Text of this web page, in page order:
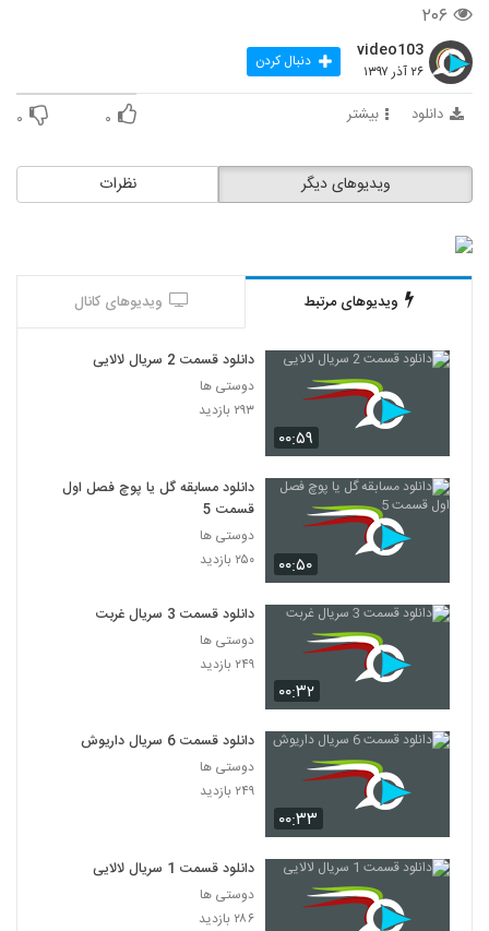
۲۰۶
video103
۲۶ آذر ۱۳۹۷ دنبال کردن
دانلود بیشتر ۰ ۰
نظرات ویدیوهای دیگر
ویدیوهای مرتبط ویدیوهای کانال
۰۰:۵۹
دانلود قسمت 2 سریال لالایی
دوستی ها
۲۹۳ بازدید
۰۰:۵۰
دانلود مسابقه گل یا پوچ فصل اول
قسمت 5
دوستی ها
۲۵۰ بازدید
۰۰:۳۲
دانلود قسمت 3 سریال غربت
دوستی ها
۲۴۹ بازدید
۰۰:۳۳
دانلود قسمت 6 سریال داریوش
دوستی ها
۲۴۹ بازدید
دانلود قسمت 1 سریال لالایی
دوستی ها
۲۸۶ بازدید